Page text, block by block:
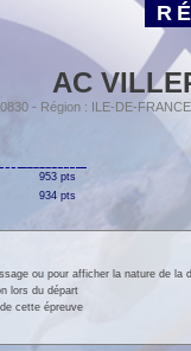
AC
- Région : ILE-DE-
953 pts
934 pts
ou pour afficher la nature de la
lors du départ
cette épreuve